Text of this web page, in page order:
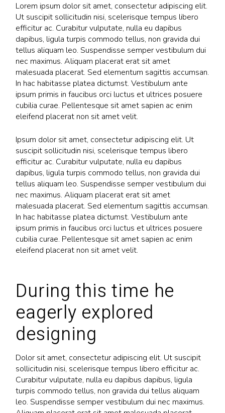
Lorem ipsum dolor sit amet, consectetur adipiscing elit.
Ut suscipit sollicitudin nisi, scelerisque tempus libero
efficitur ac. Curabitur vulputate, nulla eu dapibus
dapibus, ligula turpis commodo tellus, non gravida dui
tellus aliquam leo. Suspendisse semper vestibulum dui
nec maximus. Aliquam placerat erat sit amet
malesuada placerat. Sed elementum sagittis accumsan.
In hac habitasse platea dictumst. Vestibulum ante
ipsum primis in faucibus orci luctus et ultrices posuere
cubilia curae. Pellentesque sit amet sapien ac enim
eleifend placerat non sit amet velit.
Ipsum dolor sit amet, consectetur adipiscing elit. Ut
suscipit sollicitudin nisi, scelerisque tempus libero
efficitur ac. Curabitur vulputate, nulla eu dapibus
dapibus, ligula turpis commodo tellus, non gravida dui
tellus aliquam leo. Suspendisse semper vestibulum dui
nec maximus. Aliquam placerat erat sit amet
malesuada placerat. Sed elementum sagittis accumsan.
In hac habitasse platea dictumst. Vestibulum ante
ipsum primis in faucibus orci luctus et ultrices posuere
cubilia curae. Pellentesque sit amet sapien ac enim
eleifend placerat non sit amet velit.
During this time he
eagerly explored
designing
Dolor sit amet, consectetur adipiscing elit. Ut suscipit
sollicitudin nisi, scelerisque tempus libero efficitur ac.
Curabitur vulputate, nulla eu dapibus dapibus, ligula
turpis commodo tellus, non gravida dui tellus aliquam
leo. Suspendisse semper vestibulum dui nec maximus.